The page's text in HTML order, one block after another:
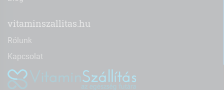
vitaminszallitas.hu
Rólunk
Kapcsolat